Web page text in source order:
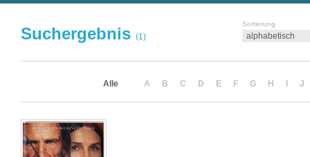
Suchergebnis (1)
Sortierung
Alle A B C D E F G H J